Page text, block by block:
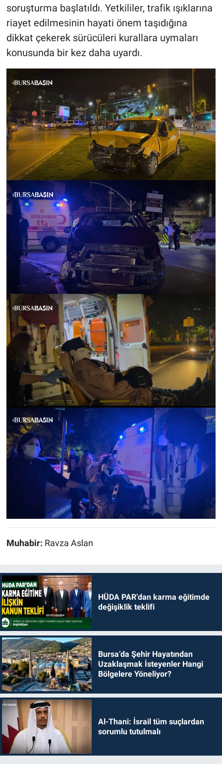
soruşturma başlatıldı. Yetkililer, trafik ışıklarına
riayet edilmesinin hayati önem taşıdığına
dikkat çekerek sürücüleri kurallara uymaları
konusunda bir kez daha uyardı.
Muhabir: Ravza Aslan
HÜDA PAR’dan karma eğitimde
değişiklik teklifi
Bursa’da Şehir Hayatından
Uzaklaşmak İsteyenler Hangi
Bölgelere Yöneliyor?
Al-Thani: İsrail tüm suçlardan
sorumlu tutulmalı